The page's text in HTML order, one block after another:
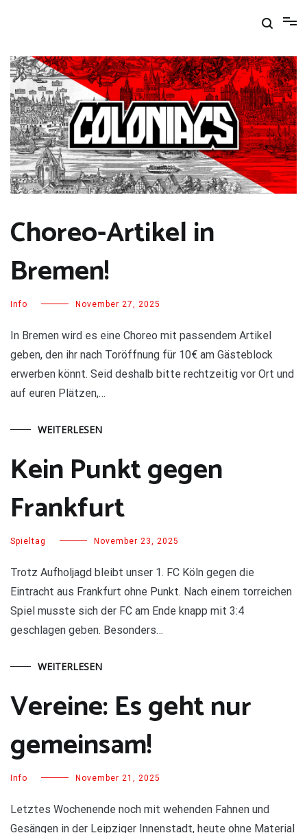
Choreo-Artikel in
Bremen!
Info November 27, 2025
In Bremen wird es eine Choreo mit passendem Artikel
geben, den ihr nach Toröffnung für 10€ am Gästeblock
erwerben könnt. Seid deshalb bitte rechtzeitig vor Ort und
auf euren Plätzen,…
WEITERLESEN
Kein Punkt gegen
Frankfurt
Spieltag November 23, 2025
Trotz Aufholjagd bleibt unser 1. FC Köln gegen die
Eintracht aus Frankfurt ohne Punkt. Nach einem torreichen
Spiel musste sich der FC am Ende knapp mit 3:4
geschlagen geben. Besonders…
WEITERLESEN
Vereine: Es geht nur
gemeinsam!
Info November 21, 2025
Letztes Wochenende noch mit wehenden Fahnen und
Gesängen in der Leipziger Innenstadt, heute ohne Material